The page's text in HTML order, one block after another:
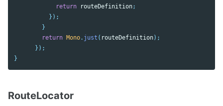
return
routeDefinition;
});
}
return Mono. just ( routeDefinition);
});
}
RouteLocator